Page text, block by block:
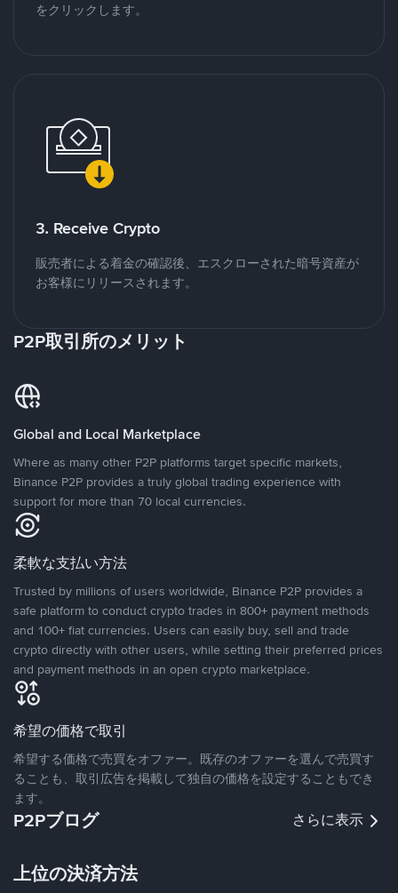
をクリックします。
3. Receive Crypto
販売者による着金の確認後、エスクローされた暗号資産が
お客様にリリースされます。
P2P取引所のメリット
Global and Local Marketplace
Where as many other P2P platforms target specific markets,
Binance P2P provides a truly global trading experience with
support for more than 70 local currencies.
柔軟な支払い方法
Trusted by millions of users worldwide, Binance P2P provides a
safe platform to conduct crypto trades in 800+ payment methods
and 100+ fiat currencies. Users can easily buy, sell and trade
crypto directly with other users, while setting their preferred prices
and payment methods in an open crypto marketplace.
希望の価格で取引
希望する価格で売買をオファー。既存のオファーを選んで売買す
ることも、取引広告を掲載して独自の価格を設定することもでき
ます。
P2Pブログ さらに表示
上位の決済方法